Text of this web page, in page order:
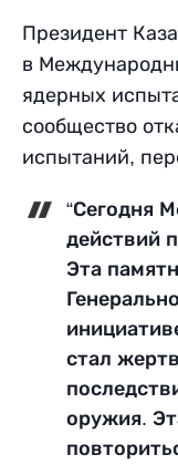
Президент
в
ядерных
сообщество
испытаний,
“Сегодня
действий
Эта
стал
оружия.